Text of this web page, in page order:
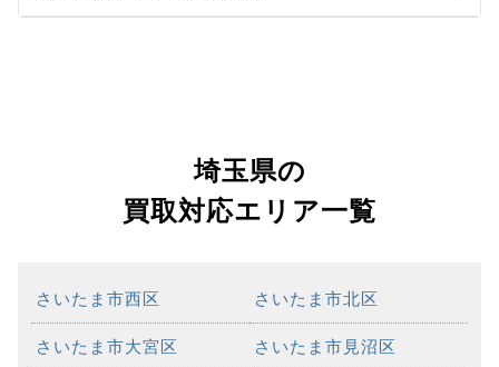
埼玉県の
買取対応エリア一覧
さいたま市西区 さいたま市北区
さいたま市大宮区 さいたま市見沼区